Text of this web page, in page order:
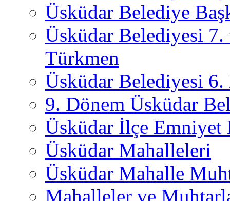
Üsküdar Belediye
Üsküdar Belediyesi
Türkmen
Üsküdar Belediyesi 6.
9. Dönem Üsküdar
Üsküdar İlçe
Üsküdar Mahalleleri
Üsküdar Mahalle
Mahalleler ve